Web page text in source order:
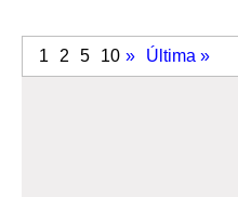
1 2 5 10 » Última »